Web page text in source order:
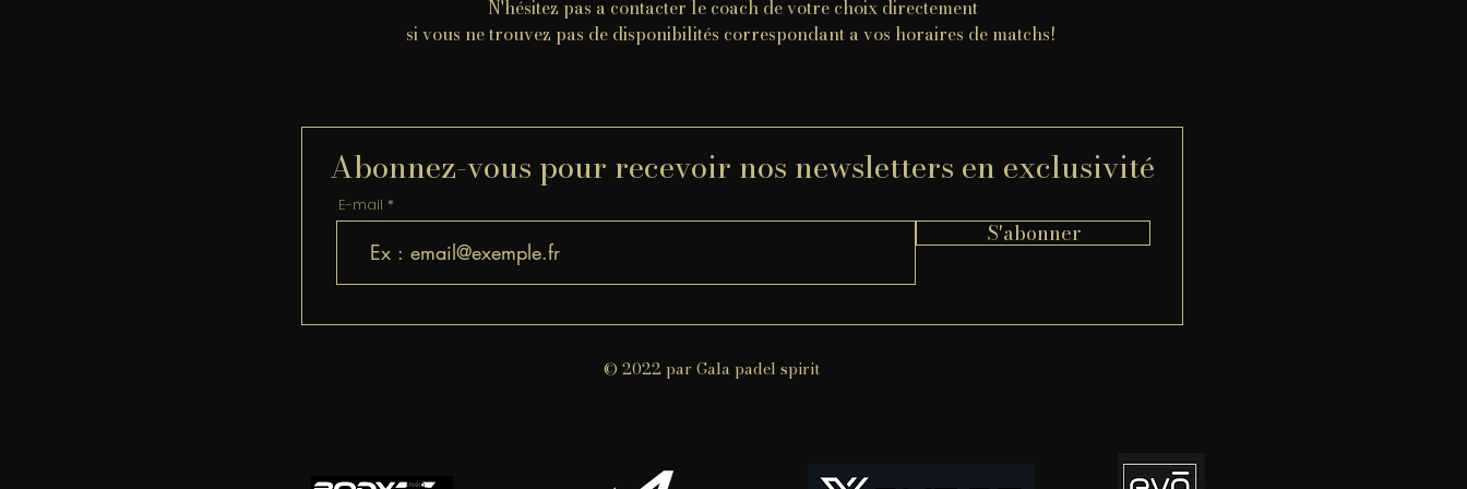
​N'hésitez pas a contacter le coach de votre choix directement
si vous ne trouvez pas de disponibilités correspondant a vos horaires de matchs!
Abonnez-vous pour recevoir nos newsletters en exclusivité
E-mail
S'abonner
© 2022 par Gala padel spirit